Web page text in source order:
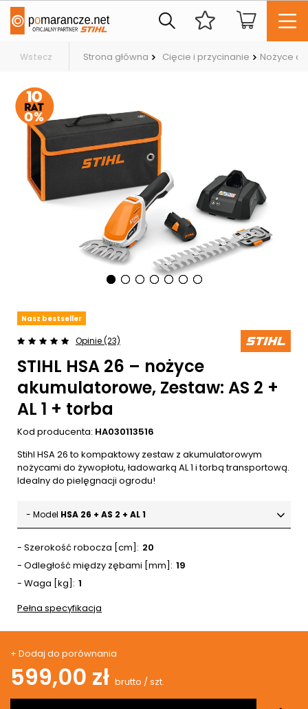
Wstecz Strona główna Cięcie i przycinanie Nożyce
Nasz bestseller
Opinie (23)
STIHL HSA 26 – nożyce
akumulatorowe, Zestaw: AS 2 +
AL 1 + torba
Kod producenta: HA030113516
Stihl HSA 26 to kompaktowy zestaw z akumulatorowym
nożycami do żywopłotu, ładowarką AL 1 i torbą transportową.
Idealny do pielęgnacji ogrodu!
- Model HSA 26 + AS 2 + AL 1
- Szerokość robocza [cm]
20
- Odległość między zębami [mm]
19
- Waga [kg]
1
Pełna specyfikacja
+ Dodaj do porównania
599,00 zł brutto / szt.